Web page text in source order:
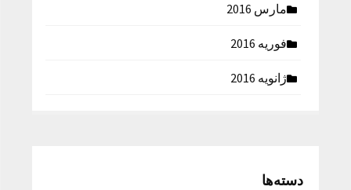
مارس 2016
فوریه 2016
ژانویه 2016
دسته‌ها